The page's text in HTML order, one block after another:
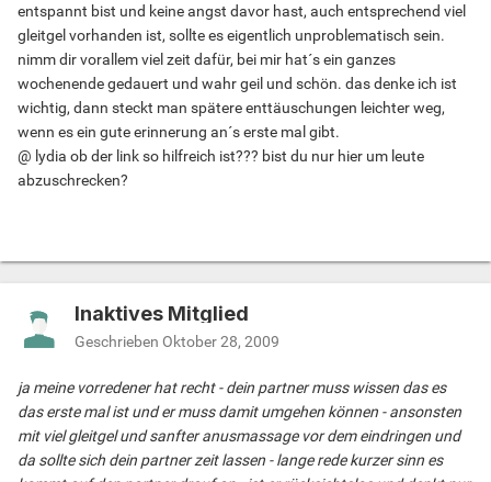
entspannt bist und keine angst davor hast, auch entsprechend viel
gleitgel vorhanden ist, sollte es eigentlich unproblematisch sein.
nimm dir vorallem viel zeit dafür, bei mir hat´s ein ganzes
wochenende gedauert und wahr geil und schön. das denke ich ist
wichtig, dann steckt man spätere enttäuschungen leichter weg,
wenn es ein gute erinnerung an´s erste mal gibt.
@ lydia ob der link so hilfreich ist??? bist du nur hier um leute
abzuschrecken?
Inaktives Mitglied
Geschrieben Oktober 28, 2009
ja meine vorredener hat recht - dein partner muss wissen das es
das erste mal ist und er muss damit umgehen können - ansonsten
mit viel gleitgel und sanfter anusmassage vor dem eindringen und
da sollte sich dein partner zeit lassen - lange rede kurzer sinn es